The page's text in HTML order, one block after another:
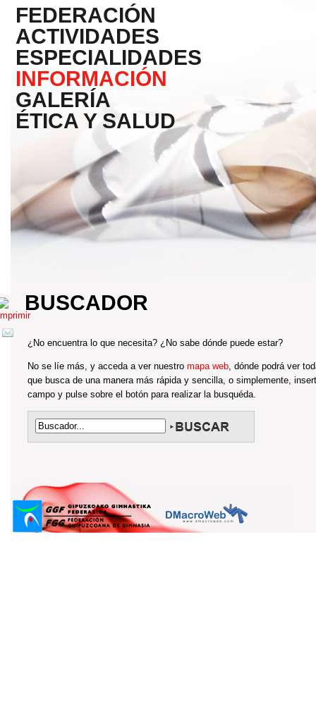
FEDERACIÓN
ACTIVIDADES
ESPECIALIDADES
INFORMACIÓN
GALERÍA
ÉTICA Y SALUD
BUSCADOR
¿No encuentra lo que necesita? ¿No sabe dónde puede estar?
No se líe más, y acceda a ver nuestro mapa web, dónde podrá ver
que busca de una manera más rápida y sencilla, o simplemente,
campo y pulse sobre el botón para realizar la busquéda.